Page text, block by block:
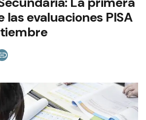
las evaluaciones PISA